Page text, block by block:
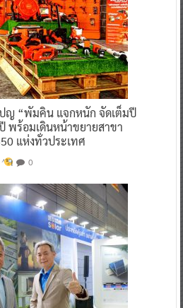
ญ “พัมคิน แจกหนัก จัดเต็มปี
พร้อมเดินหน้าขยายสาขา
แห่งทั่วประเทศ
0